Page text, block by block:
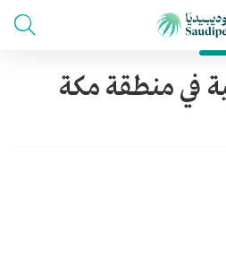
في منطقة مكة